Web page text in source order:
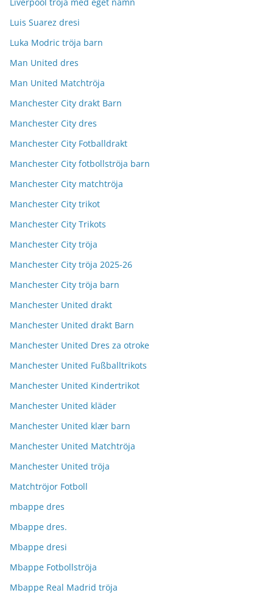
Luis Suarez dresi
Luka Modric tröja barn
Man United dres
Man United Matchtröja
Manchester City drakt Barn
Manchester City dres
Manchester City Fotballdrakt
Manchester City fotbollströja barn
Manchester City matchtröja
Manchester City trikot
Manchester City Trikots
Manchester City tröja
Manchester City tröja 2025-26
Manchester City tröja barn
Manchester United drakt
Manchester United drakt Barn
Manchester United Dres za otroke
Manchester United Fußballtrikots
Manchester United Kindertrikot
Manchester United kläder
Manchester United klær barn
Manchester United Matchtröja
Manchester United tröja
Matchtröjor Fotboll
mbappe dres
Mbappe dres.
Mbappe dresi
Mbappe Fotbollströja
Mbappe Real Madrid tröja